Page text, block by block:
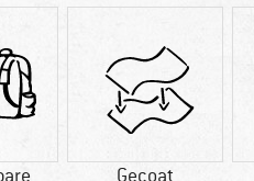
Gecoat